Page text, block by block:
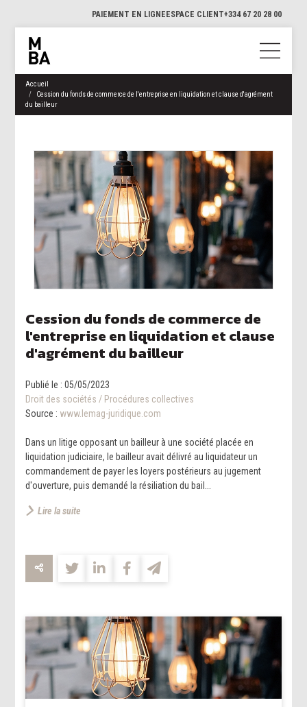
PAIEMENT EN LIGNEESPACE CLIENT+334 67 20 28 00
Accueil
Cession du fonds de commerce de l'entreprise en liquidation et clause d'agrément
du bailleur
Cession du fonds de commerce de
l'entreprise en liquidation et clause
d'agrément du bailleur
Publié le :05/05/2023
Droit des sociétés / Procédures collectives
Source : www.lemag-juridique.com
Dans un litige opposant un bailleur à une société placée en
liquidation judiciaire, le bailleur avait délivré au liquidateur un
commandement de payer les loyers postérieurs au jugement
d'ouverture, puis demandé la résiliation du bail...
Lire la suite